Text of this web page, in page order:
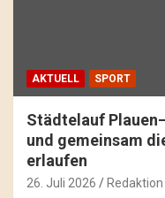
AKTUELL SPORT
Städtelauf
und gemeinsam
erlaufen
26. Juli 2026 Redaktion